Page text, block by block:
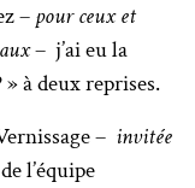
– pour ceux et
– j’ai eu la
à deux reprises.
– invitée
l’équipe